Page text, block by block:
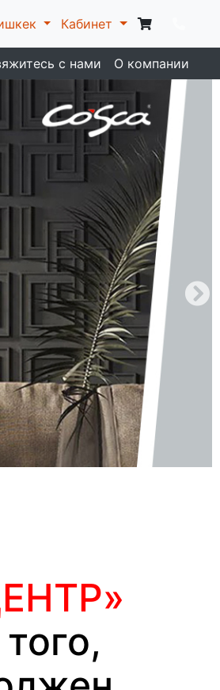
Кабинет
с нами О компании